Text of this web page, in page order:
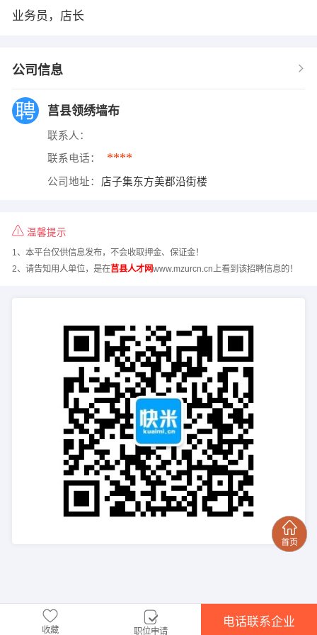
业务员，店长
公司信息
莒县领绣墙布
联系人：
联系电话： ****
公司地址： 店子集东方美郡沿街楼
温馨提示
1、本平台仅供信息发布，不会收取押金、保证金！
2、请告知用人单位，是在莒县人才网www.mzurcn.cn上看到该招聘信息的！
收藏 职位申请
电话联系企业